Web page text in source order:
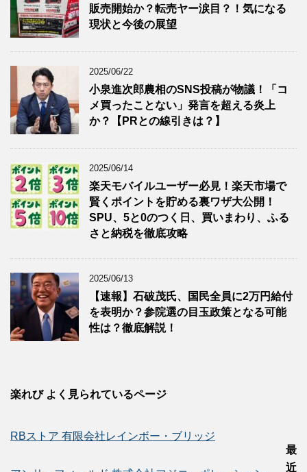
販売開始か？転売ヤー涙目？！気になる
現状と今後の展望
2025/06/22
小泉進次郎農相のSNS投稿が物議！「コ
メ買ったことない」発言を超える炎上
か？【PRとの線引きは？】
2025/06/14
楽天モバイルユーザー必見！楽天市場で
賢くポイントを貯める裏ワザ大公開！
SPU、5と0のつく日、買いまわり、ふる
さと納税を徹底攻略
2025/06/13
【速報】石破茂氏、国民全員に2万円給付
を表明か？参院選の目玉政策となる可能
性は？徹底解説！
楽れび よく見られているページ
RBストア 有限会社レインボー・ブリッジ
最
近